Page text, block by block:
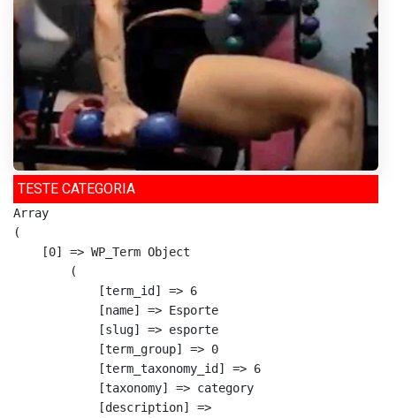
TESTE CATEGORIA
Array
(
    [0] => WP_Term Object
        (
            [term_id] => 6
            [name] => Esporte
            [slug] => esporte
            [term_group] => 0
            [term_taxonomy_id] => 6
            [taxonomy] => category
            [description] =>